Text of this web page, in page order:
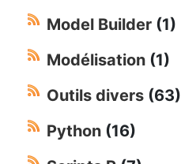
Model Builder (1)
Modélisation (1)
Outils divers (63)
Python (16)